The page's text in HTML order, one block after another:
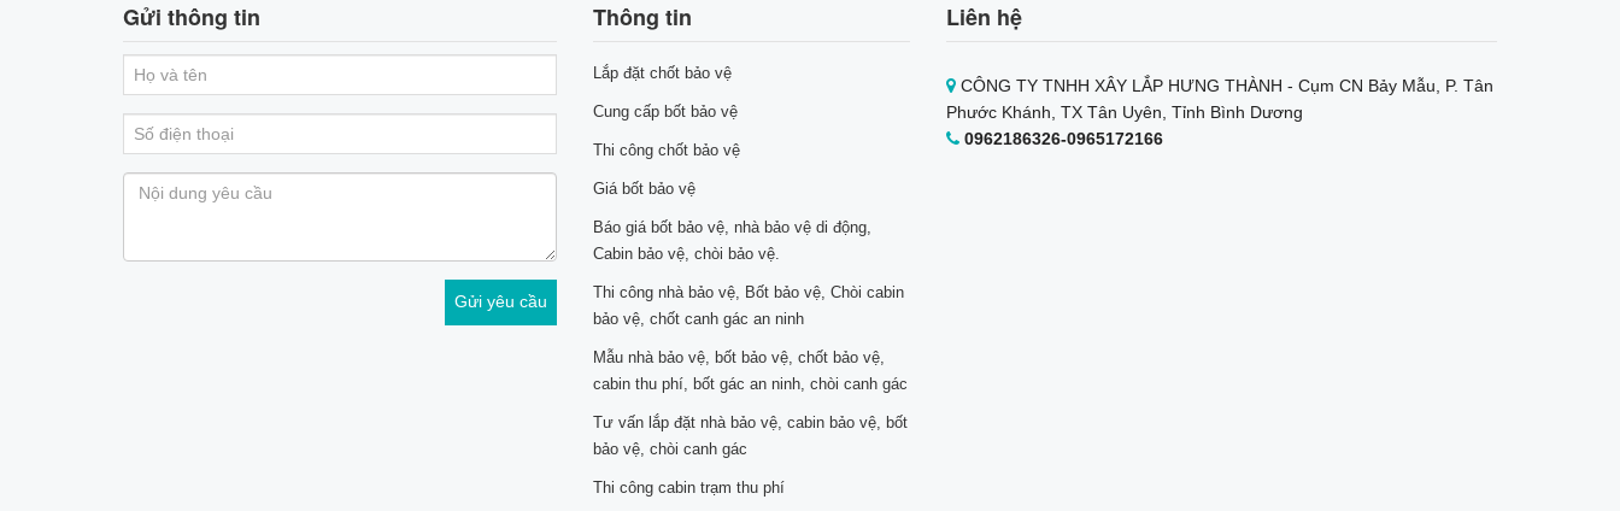
Gửi thông tin Thông tin
Lắp đặt chốt bảo vệ
Cung cấp bốt bảo vệ
Thi công chốt bảo vệ
Giá bốt bảo vệ
Báo giá bốt bảo vệ, nhà bảo vệ di động,
Cabin bảo vệ, chòi bảo vệ.
Thi công nhà bảo vệ, Bốt bảo vệ, Chòi cabin
bảo vệ, chốt canh gác an ninh
Mẫu nhà bảo vệ, bốt bảo vệ, chốt bảo vệ,
cabin thu phí, bốt gác an ninh, chòi canh gác
Tư vấn lắp đặt nhà bảo vệ, cabin bảo vệ, bốt
bảo vệ, chòi canh gác
Thi công cabin trạm thu phí
Liên hệ
CÔNG TY TNHH XÂY LẮP HƯNG THÀNH - Cụm CN Bảy Mẫu, P. Tân
Phước Khánh, TX Tân Uyên, Tỉnh Bình Dương
0962186326-0965172166